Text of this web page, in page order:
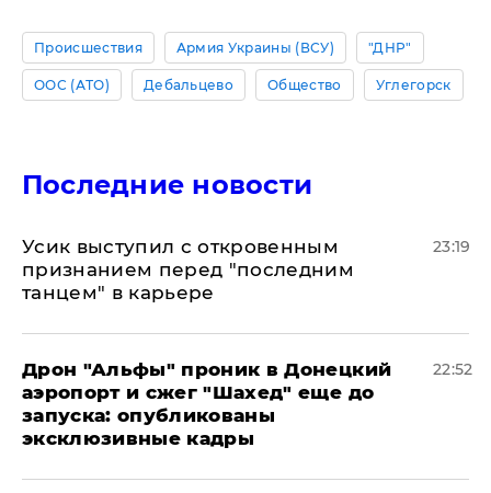
Происшествия Армия Украины (ВСУ) "ДНР"
ООС (АТО) Дебальцево Общество Углегорск
Последние новости
Усик выступил с откровенным
признанием перед "последним
танцем" в карьере
23:19
Дрон "Альфы" проник в Донецкий
аэропорт и сжег "Шахед" еще до
запуска: опубликованы
эксклюзивные кадры
22:52